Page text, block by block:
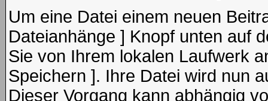
Um eine Datei einem neuen
Dateianhänge ] Knopf unten auf
Sie von Ihrem lokalen Laufwerk
Speichern ]. Ihre Datei wird nun
Dieser Vorgang kann abhängig